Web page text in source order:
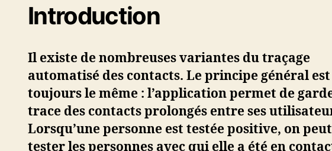
Introduction
Il existe de nombreuses variantes du traçage
automatisé des contacts. Le principe général est
toujours le même : l’application permet de
trace des contacts prolongés entre ses
Lorsqu’une personne est testée positive, on
tester les personnes avec qui elle a été en